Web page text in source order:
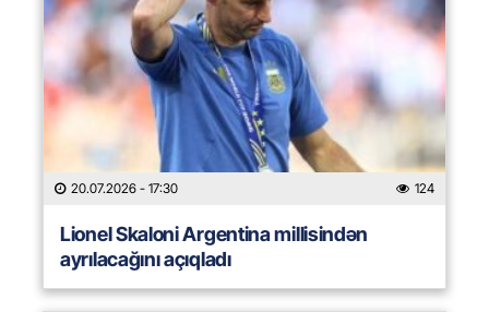
20.07.2026 - 17:30 124
Lionel Skaloni Argentina millisindən
ayrılacağını açıqladı